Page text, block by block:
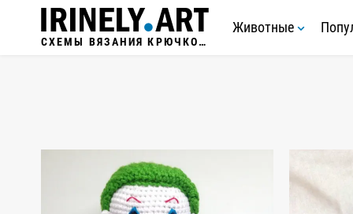
СХЕМЫ ВЯЗАНИЯ КРЮЧКОМ
Животные